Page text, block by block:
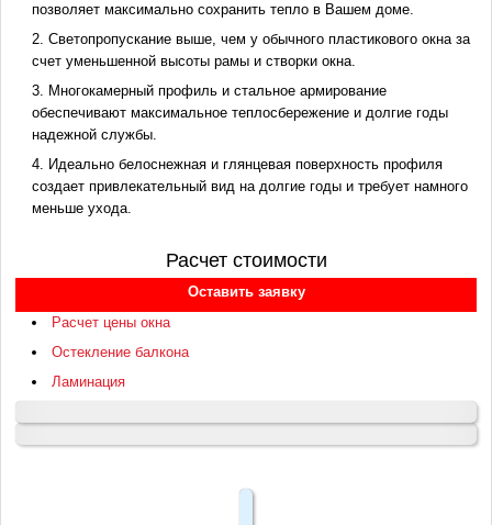
позволяет максимально сохранить тепло в Вашем доме.
Светопропускание выше, чем у обычного пластикового окна за
счет уменьшенной высоты рамы и створки окна.
Многокамерный профиль и стальное армирование
обеспечивают максимальное теплосбережение и долгие годы
надежной службы.
Идеально белоснежная и глянцевая поверхность профиля
создает привлекательный вид на долгие годы и требует намного
меньше ухода.
Расчет стоимости
Оставить заявку
Расчет цены окна
Остекление балкона
Ламинация